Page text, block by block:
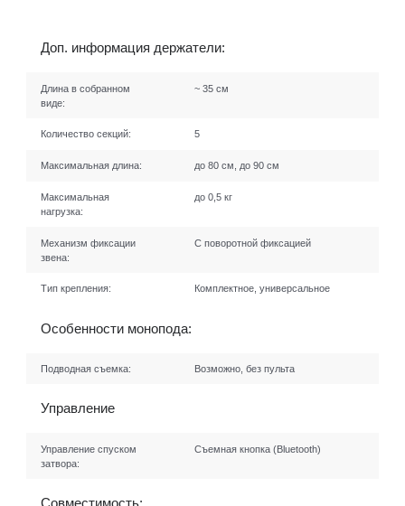
Доп. информация держатели:
Длина в собранном
виде:
~ 35 см
Количество секций: 5
Максимальная длина: до 80 см, до 90 см
Максимальная
нагрузка:
до 0,5 кг
Механизм фиксации
звена:
С поворотной фиксацией
Тип крепления: Комплектное, универсальное
Особенности монопода:
Подводная съемка: Возможно, без пульта
Управление
Управление спуском
затвора:
Съемная кнопка (Bluetooth)
Совместимость: